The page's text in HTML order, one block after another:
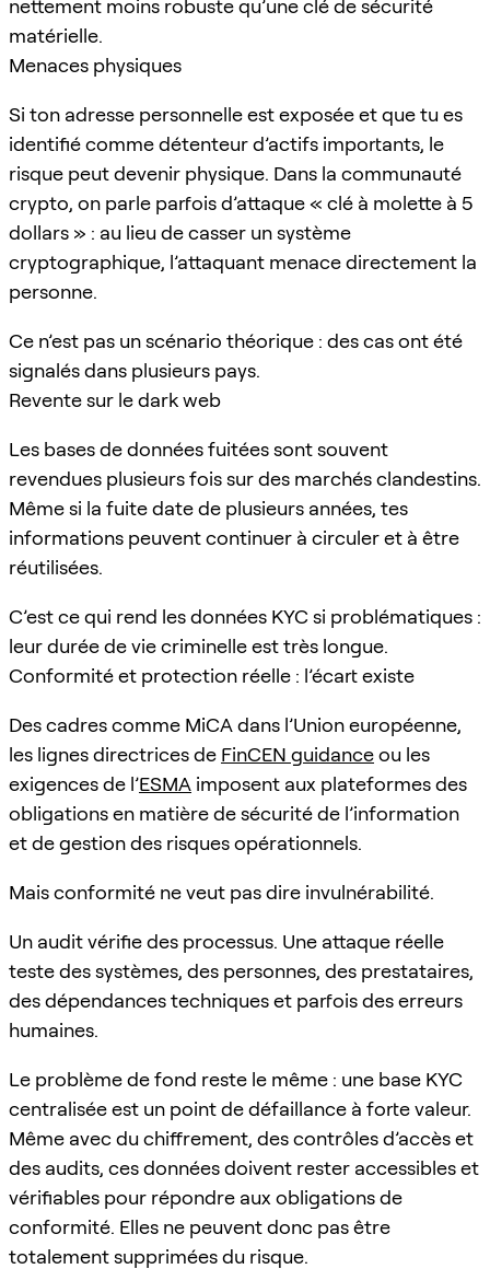
nettement moins robuste qu’une clé de sécurité
matérielle.
Menaces physiques
Si ton adresse personnelle est exposée et que tu es
identifié comme détenteur d’actifs importants, le
risque peut devenir physique. Dans la communauté
crypto, on parle parfois d’attaque « clé à molette à 5
dollars » : au lieu de casser un système
cryptographique, l’attaquant menace directement la
personne.
Ce n’est pas un scénario théorique : des cas ont été
signalés dans plusieurs pays.
Revente sur le dark web
Les bases de données fuitées sont souvent
revendues plusieurs fois sur des marchés clandestins.
Même si la fuite date de plusieurs années, tes
informations peuvent continuer à circuler et à être
réutilisées.
C’est ce qui rend les données KYC si problématiques :
leur durée de vie criminelle est très longue.
Conformité et protection réelle : l’écart existe
Des cadres comme MiCA dans l’Union européenne,
les lignes directrices de FinCEN guidanceou les
exigences de l’ESMA imposent aux plateformes des
obligations en matière de sécurité de l’information
et de gestion des risques opérationnels.
Mais conformité ne veut pas dire invulnérabilité.
Un audit vérifie des processus. Une attaque réelle
teste des systèmes, des personnes, des prestataires,
des dépendances techniques et parfois des erreurs
humaines.
Le problème de fond reste le même : une base KYC
centralisée est un point de défaillance à forte valeur.
Même avec du chiffrement, des contrôles d’accès et
des audits, ces données doivent rester accessibles et
vérifiables pour répondre aux obligations de
conformité. Elles ne peuvent donc pas être
totalement supprimées du risque.